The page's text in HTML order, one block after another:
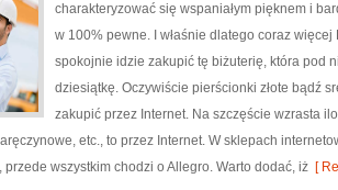
charakteryzować się wspaniałym pięknem i
w 100% pewne. I właśnie dlatego coraz
spokojnie idzie zakupić tę biżuterię, która pod
dziesiątkę. Oczywiście pierścionki złote bądź
zakupić przez Internet. Na szczęście wzrasta
etc., to przez Internet. W sklepach
wszystkim chodzi o Allegro. Warto dodać, iż [